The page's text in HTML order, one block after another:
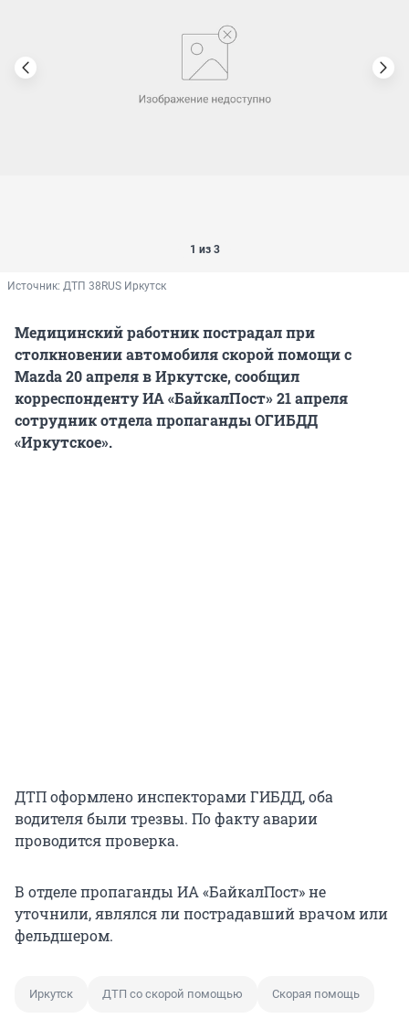
1 из 3
Источник: ДТП 38RUS Иркутск
Медицинский работник пострадал при
столкновении автомобиля скорой помощи с
Mazda 20 апреля в Иркутске, сообщил
корреспонденту ИА «БайкалПост» 21 апреля
сотрудник отдела пропаганды ОГИБДД
«Иркутское».
ДТП оформлено инспекторами ГИБДД, оба
водителя были трезвы. По факту аварии
проводится проверка.
В отделе пропаганды ИА «БайкалПост» не
уточнили, являлся ли пострадавший врачом или
фельдшером.
Иркутск ДТП со скорой помощью Скорая помощь